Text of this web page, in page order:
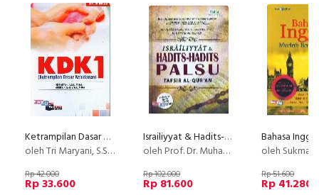
Ketrampilan Dasar Kebidanan KDK 1
oleh Tri Maryani, S.S. T. M. Kes. & Munica Rita H, S.Si.T.,M.Kes.
Rp 42.000
Rp 33.600
Israiliyyat & Hadits--hadits Palsu Tafsir Al Quran
oleh Prof. Dr. Muhammad Ibn Muhammad Abu Syahbah
Rp 102.000
Rp 81.600
oleh Sukma
Rp 51.600
Rp 41.280